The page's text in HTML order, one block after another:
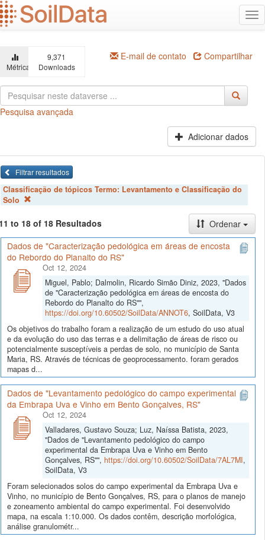
Ir
para
o
principal
Métricas
9,371
Downloads
E-mail de contato Compartilhar
Pesquisa avançada
Adicionar dados
Filtrar resultados
Classificação de tópicos Termo: Levantamento e Classificação do
Solo
to 18 of 18 Resultados
Ordenar
Dados de "Caracterização pedológica em áreas de encosta
do Rebordo do Planalto do RS"
Oct 12, 2024
Miguel, Pablo; Dalmolin, Ricardo Simão Diniz, 2023, "Dados
de "Caracterização pedológica em áreas de encosta do
Rebordo do Planalto do RS"",
https://doi.org/10.60502/SoilData/ANNOT6, SoilData, V3
Os objetivos do trabalho foram a realização de um estudo do uso atual
e da evolução do uso das terras e a delimitação de áreas de risco ou
potencialmente susceptíveis a perdas de solo, no município de Santa
Maria, RS. Através de técnicas de geoprocessamento. foram gerados
mapas d...
Dados de "Levantamento pedológico do campo experimental
da Embrapa Uva e Vinho em Bento Gonçalves, RS"
Oct 12, 2024
Valladares, Gustavo Souza; Luz, Naíssa Batista, 2023,
"Dados de "Levantamento pedológico do campo
experimental da Embrapa Uva e Vinho em Bento
Gonçalves, RS"", https://doi.org/10.60502/SoilData/7AL7MI,
SoilData, V3
Foram selecionados solos do campo experimental da Embrapa Uva e
Vinho, no município de Bento Gonçalves, RS, para o planos de manejo
e zoneamento ambiental do campo experimental. Foi desenvolvido
mapa, na escala 1:10.000. Os dados contêm, descrição morfológica,
análise granulométr...